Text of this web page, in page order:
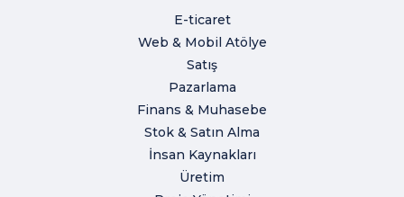
E-ticaret
Web & Mobil Atölye
Satış
Pazarlama
Finans & Muhasebe
Stok & Satın Alma
İnsan Kaynakları
Üretim